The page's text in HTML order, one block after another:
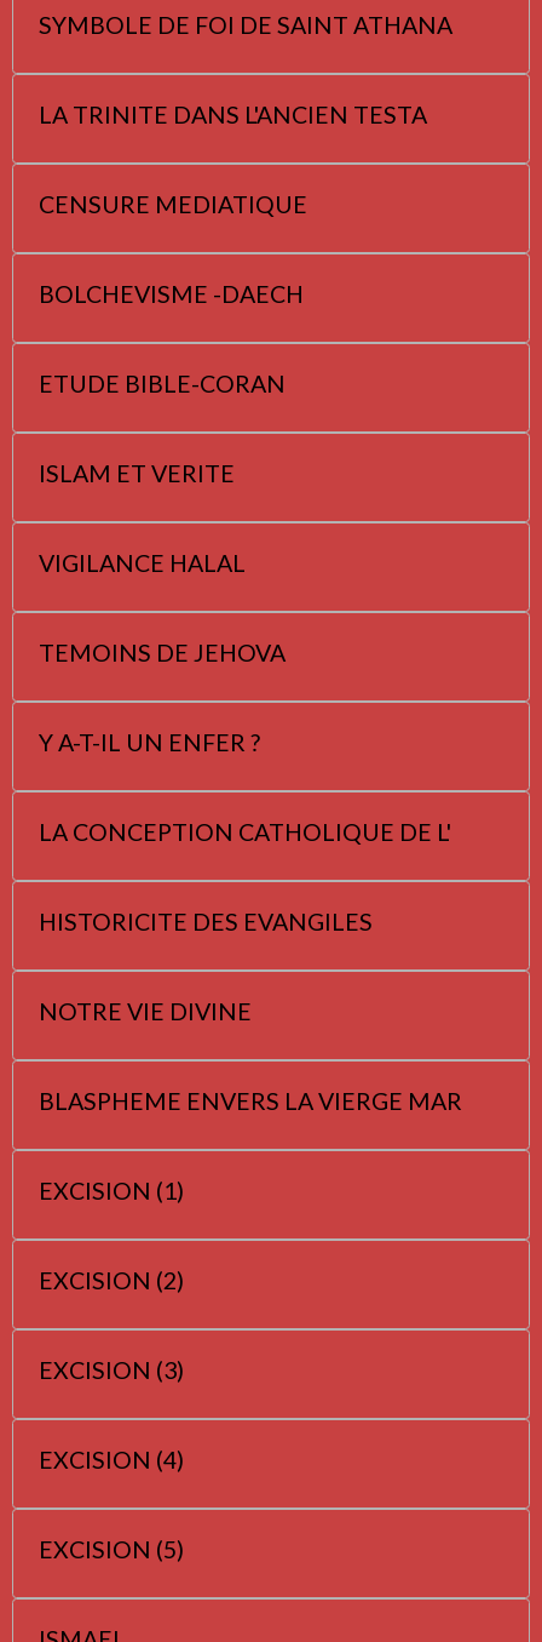
SYMBOLE DE FOI DE SAINT ATHANA
LA TRINITE DANS L'ANCIEN TESTA
CENSURE MEDIATIQUE
BOLCHEVISME -DAECH
ETUDE BIBLE-CORAN
ISLAM ET VERITE
VIGILANCE HALAL
TEMOINS DE JEHOVA
Y A-T-IL UN ENFER ?
LA CONCEPTION CATHOLIQUE DE L'
HISTORICITE DES EVANGILES
NOTRE VIE DIVINE
BLASPHEME ENVERS LA VIERGE MAR
EXCISION (1)
EXCISION (2)
EXCISION (3)
EXCISION (4)
EXCISION (5)